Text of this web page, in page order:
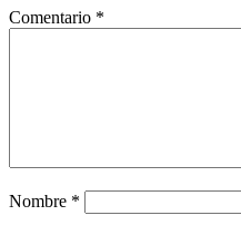
Comentario *
Nombre *